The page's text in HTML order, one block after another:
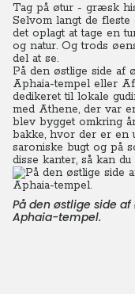
Tag på øtur - græsk
Selvom langt de
det oplagt at tage en
og natur. Og trods
del at se.
På den østlige side af
Aphaia-tempel eller
dedikeret til lokale
med Athene, der var
blev bygget omkring
bakke, hvor der er en
saroniske bugt og på
disse kanter, så kan
På den østlige side
Aphaia-tempel.